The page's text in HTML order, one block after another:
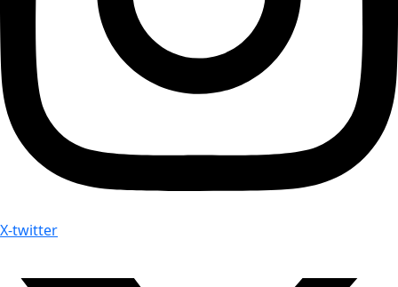
X-twitter